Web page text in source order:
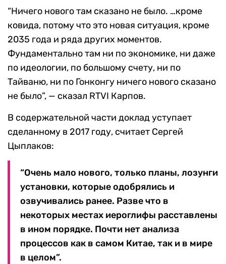
“Ничего нового там сказано не было. …кроме
ковида, потому что это новая ситуация, кроме
2035 года и ряда других моментов.
Фундаментально там ни по экономике, ни даже
по идеологии, по большому счету, ни по
Тайваню, ни по Гонконгу ничего нового сказано
не было”, — сказал RTVI Карпов.
В содержательной части доклад уступает
сделанному в 2017 году, считает Сергей
Цыплаков:
“Очень мало нового, только планы, лозунги
установки, которые одобрялись и
озвучивались ранее. Разве что в
некоторых местах иероглифы расставлены
в ином порядке. Почти нет анализа
процессов как в самом Китае, так и в мире
в целом”.